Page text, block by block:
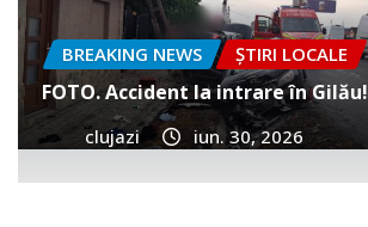
BREAKING NEWS ȘTIRI LOCALE
FOTO. Accident la intrare în Gilău!
clujazi iun. 30, 2026